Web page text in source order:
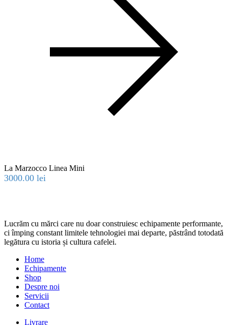
La Marzocco Linea Mini
3000.00 lei
Lucrăm cu mărci care nu doar construiesc echipamente performante,
ci împing constant limitele tehnologiei mai departe, păstrând totodată
legătura cu istoria și cultura cafelei.
Home
Echipamente
Shop
Despre noi
Servicii
Contact
Livrare